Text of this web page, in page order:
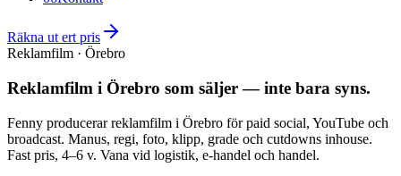
Räkna ut ert pris
Reklamfilm · Örebro
Reklamfilm i Örebro som säljer — inte bara syns.
Fenny producerar reklamfilm i Örebro för paid social, YouTube och
broadcast. Manus, regi, foto, klipp, grade och cutdowns inhouse.
Fast pris, 4–6 v. Vana vid logistik, e-handel och handel.